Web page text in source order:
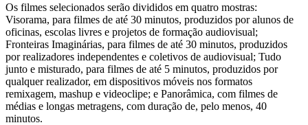
Os filmes selecionados serão divididos em quatro mostras:
Visorama, para filmes de até 30 minutos, produzidos por alunos de
oficinas, escolas livres e projetos de formação audiovisual;
Fronteiras Imaginárias, para filmes de até 30 minutos, produzidos
por realizadores independentes e coletivos de audiovisual; Tudo
junto e misturado, para filmes de até 5 minutos, produzidos por
qualquer realizador, em dispositivos móveis nos formatos
remixagem, mashup e videoclipe; e Panorâmica, com filmes de
médias e longas metragens, com duração de, pelo menos, 40
minutos.